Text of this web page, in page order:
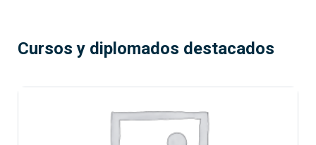
Cursos y diplomados destacados